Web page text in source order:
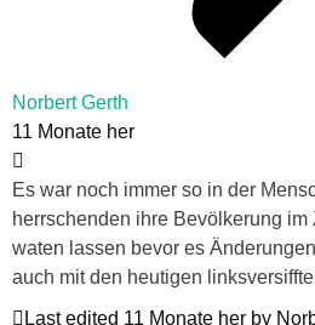
Norbert Gerth
11 Monate her
Es war noch immer so in der
herrschenden ihre Bevölkerung
waten lassen bevor es
auch mit den heutigen
Last edited 11 Monate her by